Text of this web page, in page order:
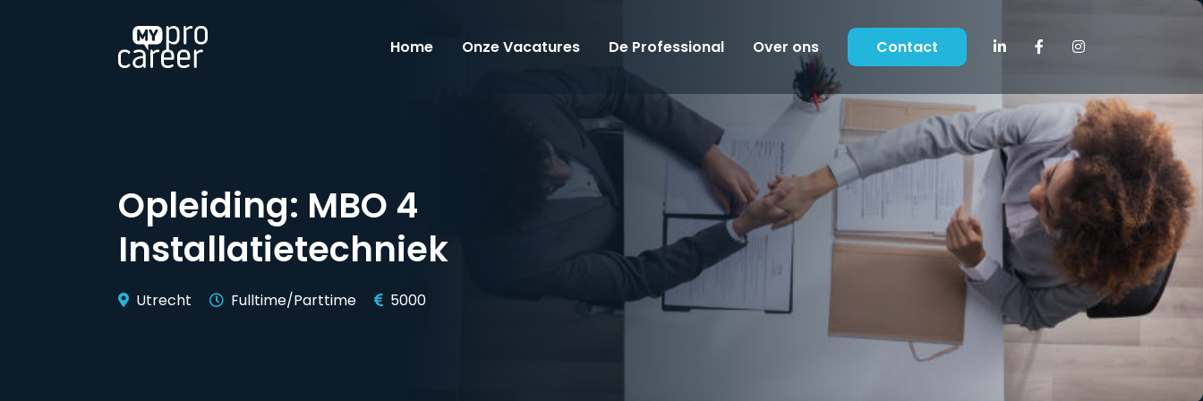
Home Onze Vacatures De Professional Over ons Contact
Opleiding: MBO 4
Installatietechniek
Utrecht Fulltime/Parttime 5000